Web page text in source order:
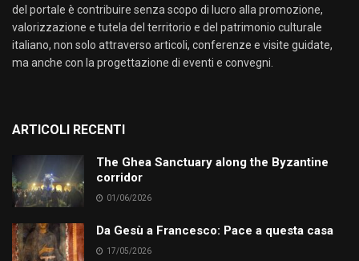
del portale è contribuire senza scopo di lucro alla promozione,
valorizzazione e tutela del territorio e del patrimonio culturale
italiano, non solo attraverso articoli, conferenze e visite guidate,
ma anche con la progettazione di eventi e convegni.
ARTICOLI RECENTI
The Ghea Sanctuary along the Byzantine
corridor
01/06/2026
Da Gesù a Francesco: Pace a questa casa
17/05/2026